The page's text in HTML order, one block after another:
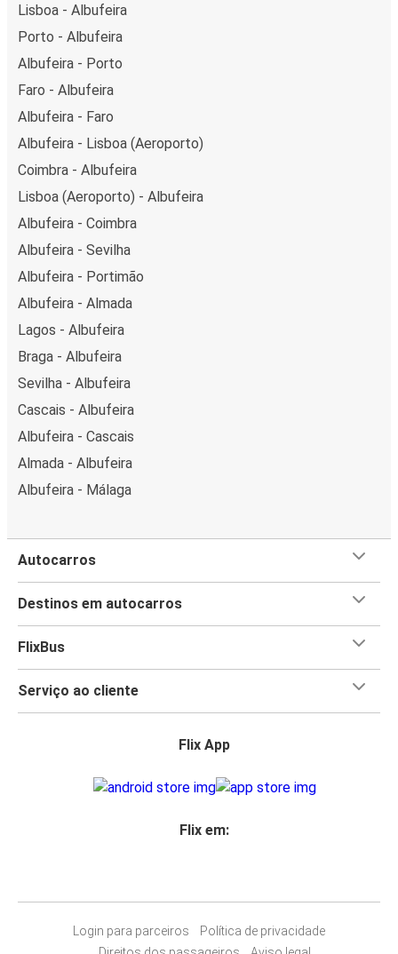
Lisboa - Albufeira
Porto - Albufeira
Albufeira - Porto
Faro - Albufeira
Albufeira - Faro
Albufeira - Lisboa (Aeroporto)
Coimbra - Albufeira
Lisboa (Aeroporto) - Albufeira
Albufeira - Coimbra
Albufeira - Sevilha
Albufeira - Portimão
Albufeira - Almada
Lagos - Albufeira
Braga - Albufeira
Sevilha - Albufeira
Cascais - Albufeira
Albufeira - Cascais
Almada - Albufeira
Albufeira - Málaga
Autocarros
Destinos em autocarros
FlixBus
Serviço ao cliente
Flix App
Flix em:
Login para parceiros
Política de privacidade